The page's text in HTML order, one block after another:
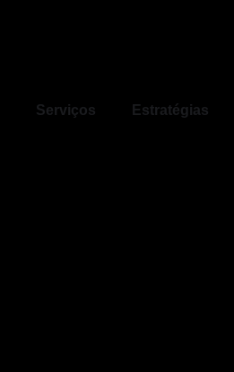
Serviços Estratégias